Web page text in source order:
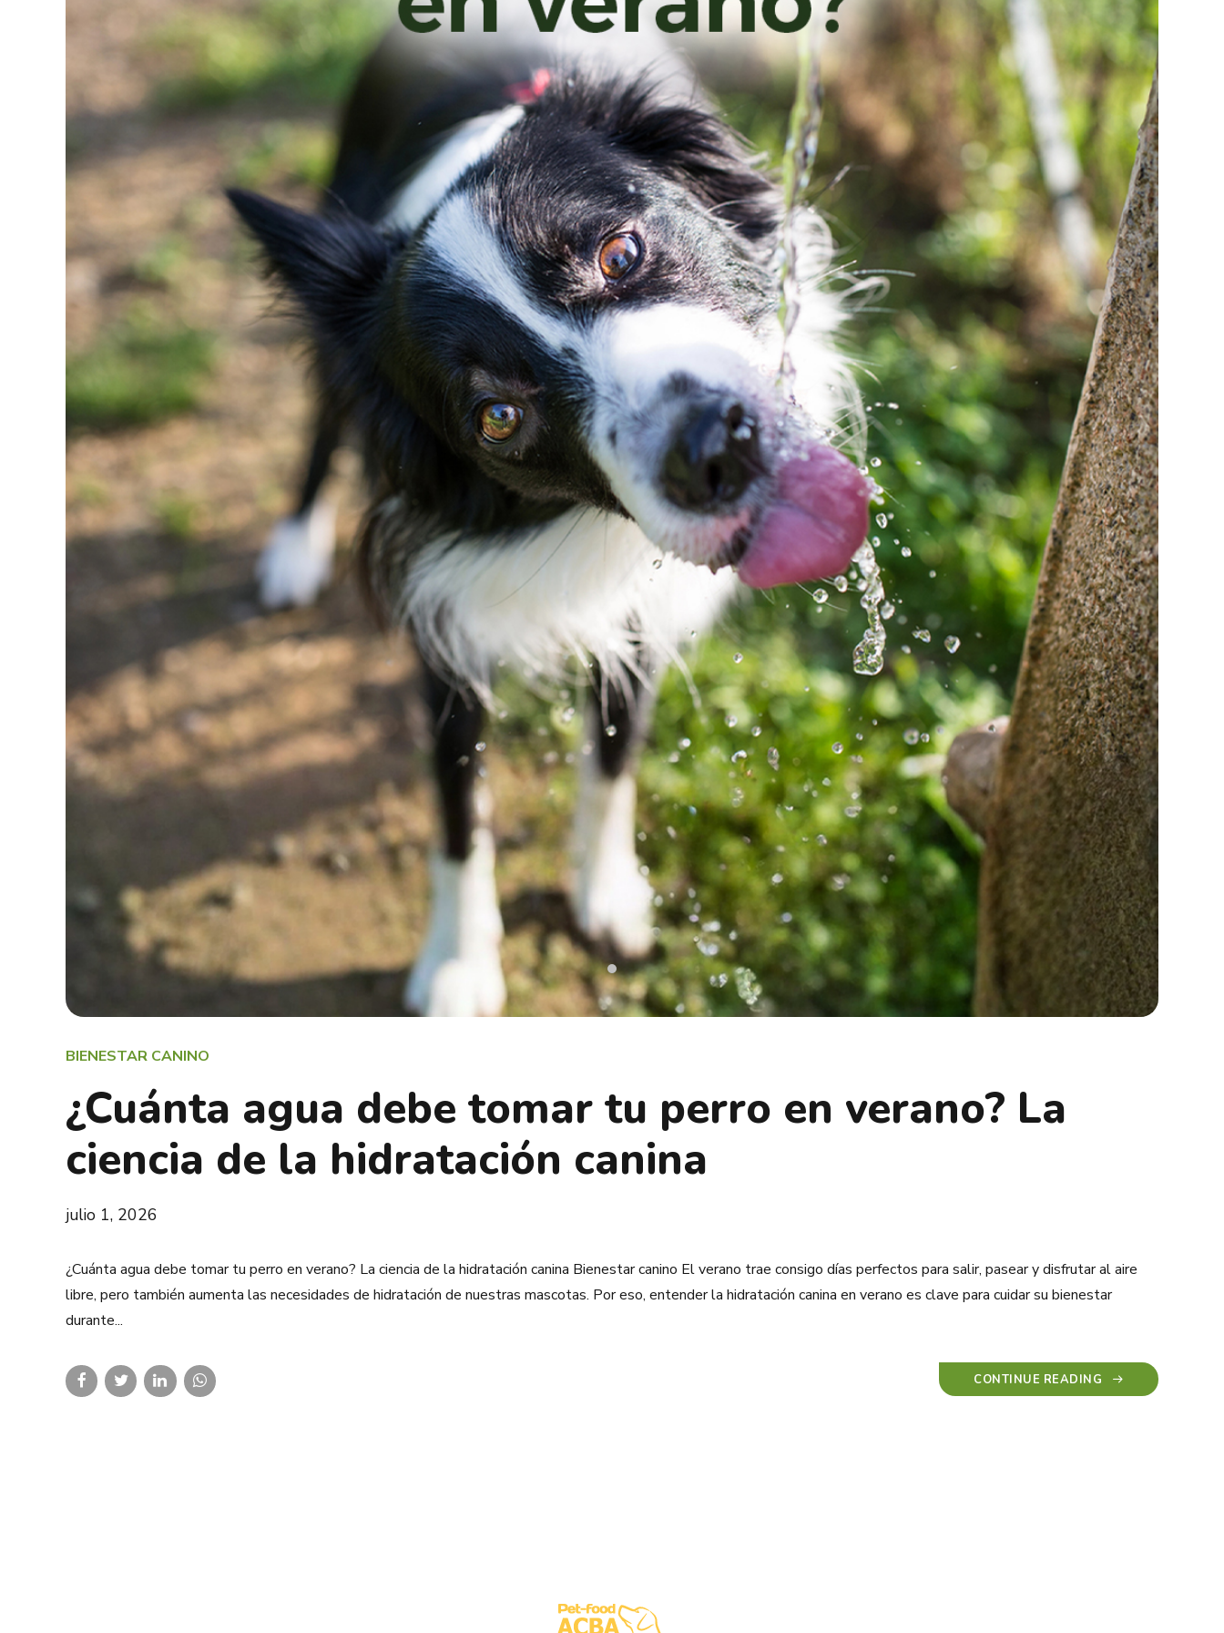
BIENESTAR CANINO
¿Cuánta agua debe tomar tu perro en verano? La
ciencia de la hidratación canina
julio 1, 2026
¿Cuánta agua debe tomar tu perro en verano? La ciencia de la hidratación canina Bienestar canino El verano trae consigo días perfectos para salir, pasear y disfrutar al aire
libre, pero también aumenta las necesidades de hidratación de nuestras mascotas. Por eso, entender la hidratación canina en verano es clave para cuidar su bienestar
durante...
CONTINUE READING